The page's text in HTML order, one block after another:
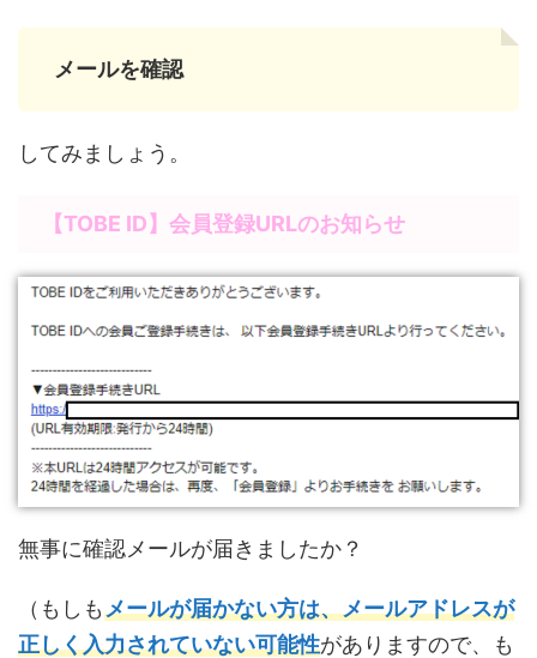
メールを確認
してみましょう。
【TOBE ID】会員登録URLのお知らせ
無事に確認メールが届きましたか？
（もしもメールが届かない方は、メールアドレスが
正しく入力されていない可能性がありますので、も